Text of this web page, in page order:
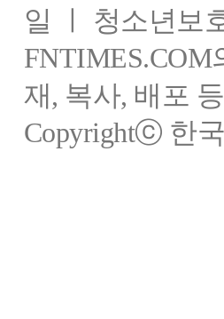
일 ㅣ 청소년보
재, 복사, 배포
Copyrightⓒ 한